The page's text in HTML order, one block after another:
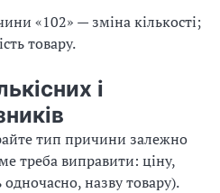
«102» — зміна кількості;
товару.
і
тип причини залежно
треба виправити: ціну,
одночасно, назву товару).